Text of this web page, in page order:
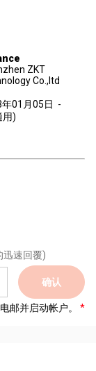
ZKT
Co.,ltd
01月05日 -
用)
迅速回覆)
确认
邮并启动帐户。